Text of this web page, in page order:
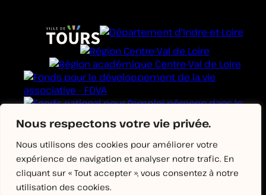
Nous respectons votre vie privée.
Nous utilisons des cookies pour améliorer votre
expérience de navigation et analyser notre trafic. En
cliquant sur « Tout accepter », vous consentez à notre
utilisation des cookies.